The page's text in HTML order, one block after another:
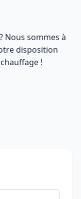
Nous sommes à
disposition
!